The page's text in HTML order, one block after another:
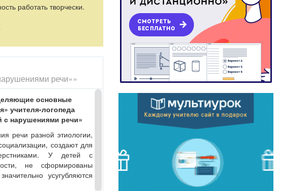
работать творчески.
речи»»
основные
учителя-логопеда
с нарушениями речи»
речи разной этиологии,
создают для
У детей с
не сформированы
усугубляются